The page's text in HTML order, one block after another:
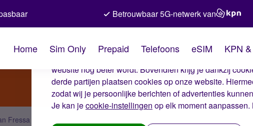
De cookies van Simyo
Wij gebruiken cookies op onze website. Met deze
website nog beter wordt. Bovendien krijg je dankzij
derde partijen plaatsen cookies op onze website.
zodat wij je persoonlijke berichten of advertenties
Je kan jecookie-instellingen op elk moment
Betrouwbaar 5G-netwerk van
Home Sim Only Prepaid Telefoons eSIM KPN
Fressa